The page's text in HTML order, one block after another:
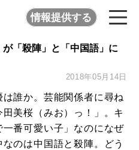
情報提供する
「殺陣」と「中国語」に
2018年05月14日
誰か。芸能関係者に尋ね
美桜（みお）っ！」。キ
番可愛い子」なのになぜ
のは中国語と殺陣。どう